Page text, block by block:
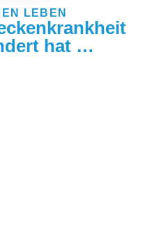
LEBEN
hat …